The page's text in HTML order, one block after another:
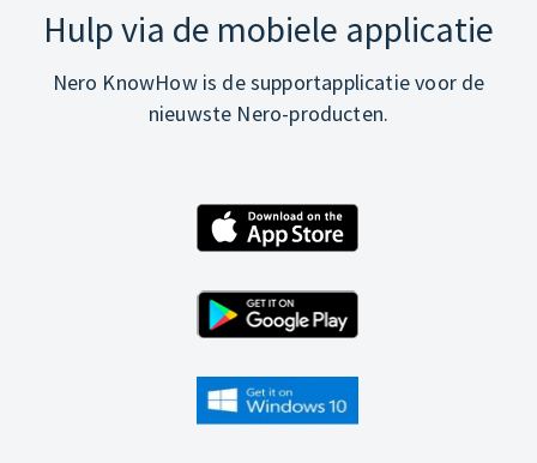
Hulp via de mobiele applicatie
Nero KnowHow is de supportapplicatie voor de
nieuwste Nero-producten.